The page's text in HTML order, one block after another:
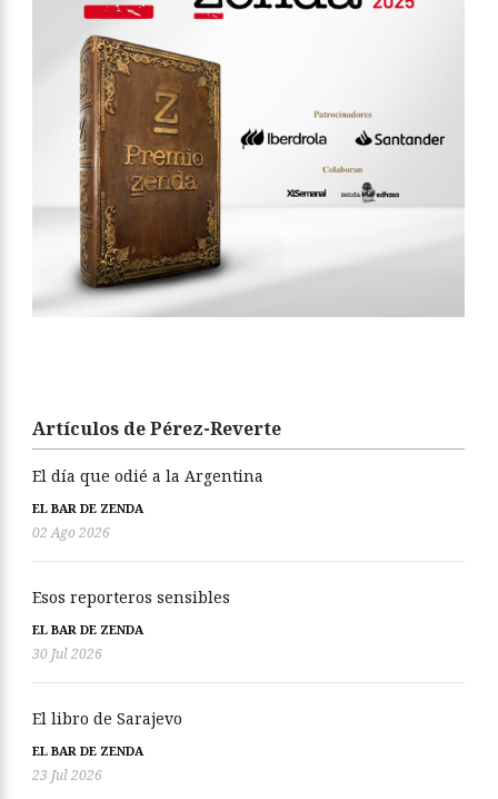
Artículos de Pérez-Reverte
El día que odié a la Argentina
EL BAR DE ZENDA
02 Ago 2026
Esos reporteros sensibles
EL BAR DE ZENDA
30 Jul 2026
El libro de Sarajevo
EL BAR DE ZENDA
23 Jul 2026